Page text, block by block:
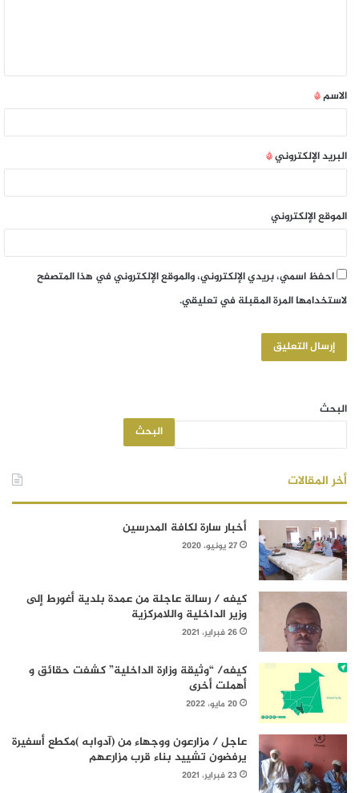
الاسم*
البريد الإلكتروني*
الموقع الإلكتروني
احفظ اسمي، بريدي الإلكتروني، والموقع الإلكتروني في هذا المتصفح
لاستخدامها المرة المقبلة في تعليقي.
البحث
البحث
أخر المقالات
أخبار سارة لكافة المدرسين
27 يونيو، 2020
كيفه / رسالة عاجلة من عمدة بلدية أغورط إلى
وزير الداخلية واللامركزية
26 فبراير، 2021
كيفه/ “وثيقة وزارة الداخلية” كشفت حقائق و
أهملت أخرى
20 مايو، 2022
عاجل / مزارعون ووجهاء من (آدوابه )مكطع أسفيرة
يرفضون تشييد بناء قرب مزارعهم
23 فبراير، 2021